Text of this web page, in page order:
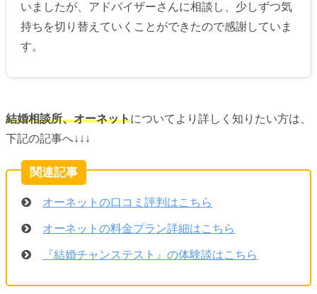
いましたが、アドバイザーさんに相談し、少しずつ気
持ちを切り替えていくことができたので感謝していま
す。
結婚相談所、オーネットについてより詳しく知りたい方は、
下記の記事へ↓↓↓
オーネットの口コミ評判はこちら
オーネットの料金プラン詳細はこちら
『結婚チャンステスト』の体験談はこちら